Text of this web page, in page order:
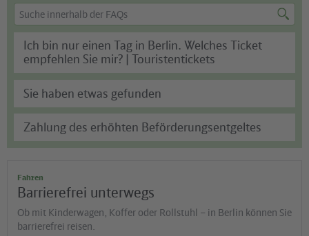
Fahren
Barrierefrei unterwegs
Ob mit Kinderwagen, Koffer oder Rollstuhl – in Berlin können Sie
barrierefrei reisen.
FAQ
Suche
Suchbegriff
eingeben
Suche
Ich bin nur einen Tag in Berlin. Welches Ticket
empfehlen Sie mir? | Touristentickets
Sie haben etwas gefunden
Zahlung des erhöhten Beförderungsentgeltes
Riverty GmbH, 33401 Verl
Postbank
IBAN: DE36660100750025403755